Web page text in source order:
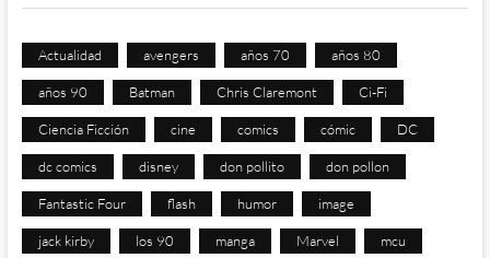
Actualidad avengers años 70 años 80
años 90 Batman Chris Claremont Ci-Fi
Ciencia Ficción cine comics cómic DC
dc comics disney don pollito don pollon
Fantastic Four flash humor image
jack kirby los 90 manga Marvel mcu